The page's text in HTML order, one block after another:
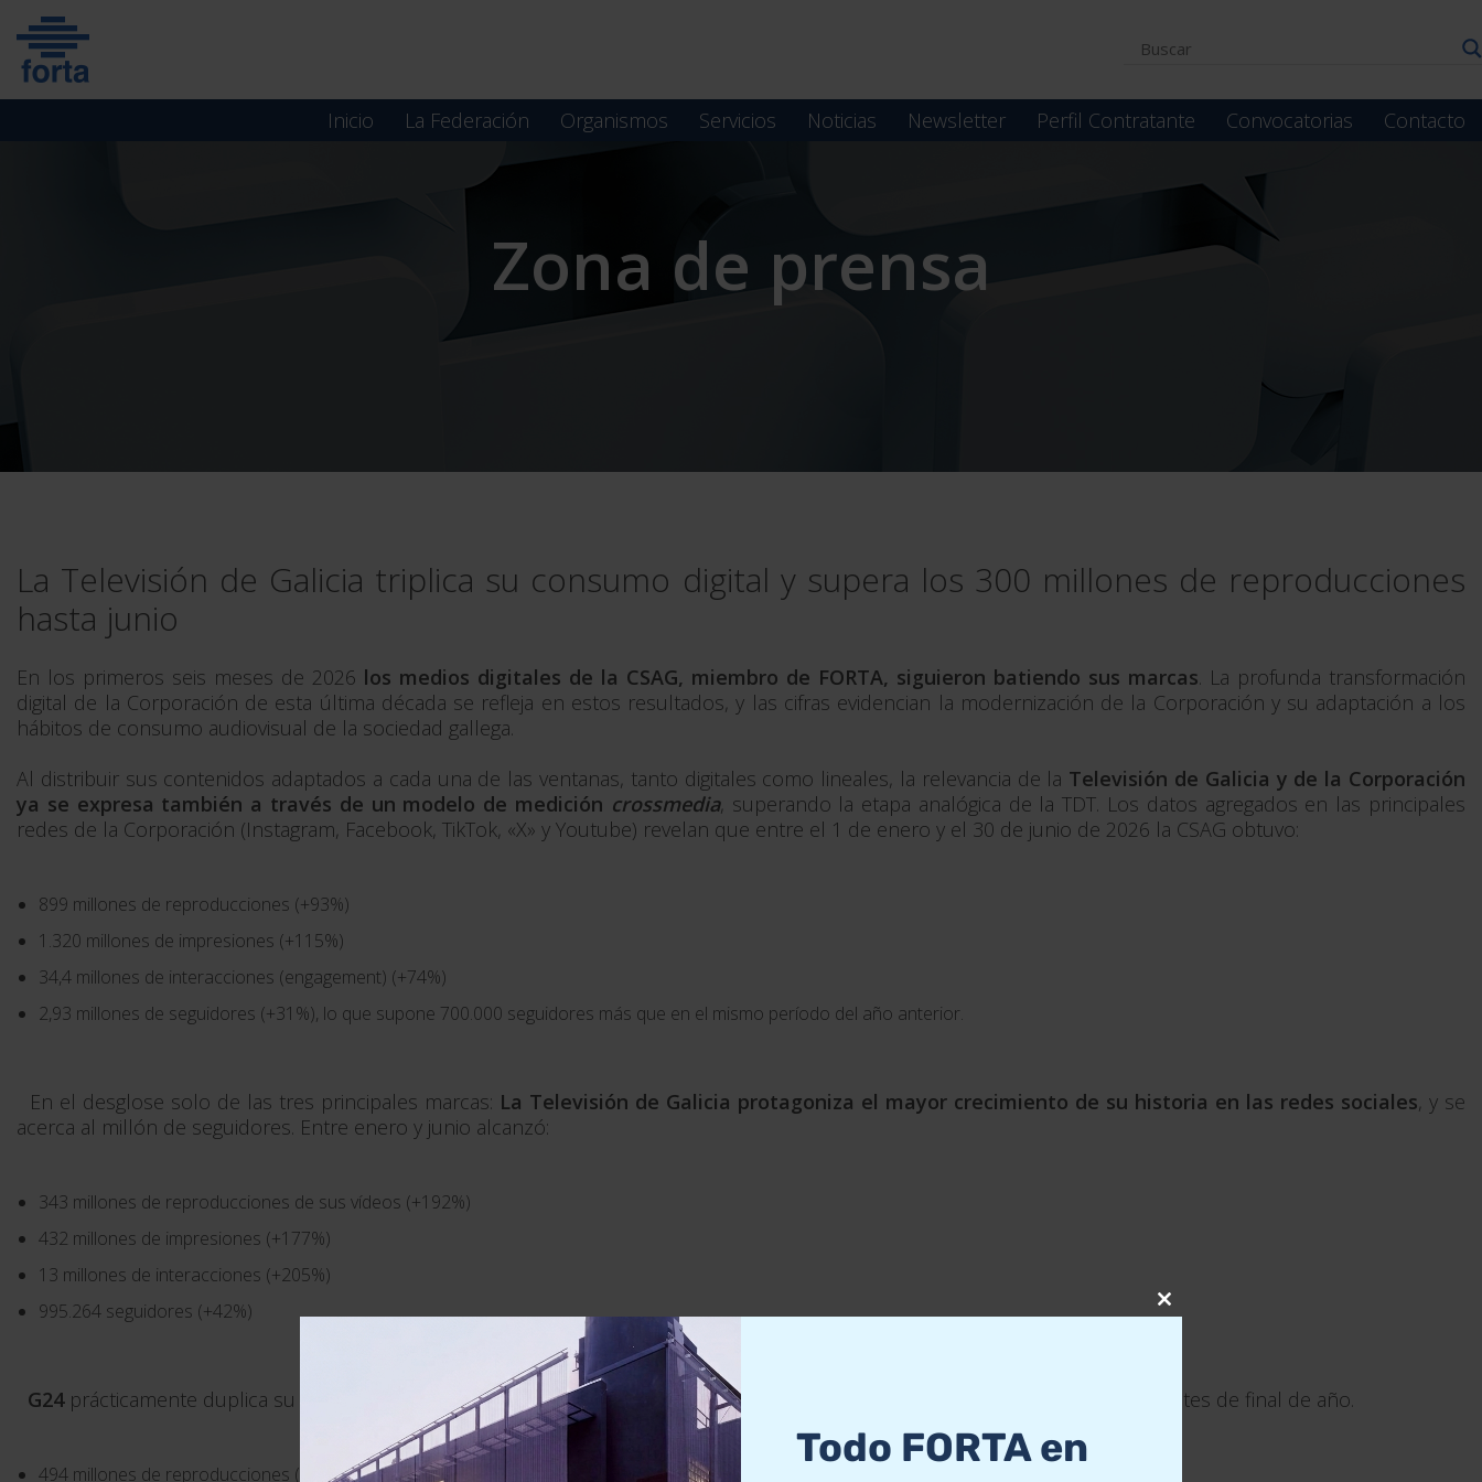
content
Inicio La Federación Organismos Servicios Noticias Newsletter Perfil Contratante Convocatorias Contacto
Zona de prensa
La Televisión de Galicia triplica su consumo digital y supera los 300 millones de reproducciones
hasta junio
En los primeros seis meses de 2026 los medios digitales de la CSAG, miembro de FORTA, siguieron batiendo sus marcas. La profunda transformación
digital de la Corporación de esta última década se refleja en estos resultados, y las cifras evidencian la modernización de la Corporación y su adaptación a los
hábitos de consumo audiovisual de la sociedad gallega.
Al distribuir sus contenidos adaptados a cada una de las ventanas, tanto digitales como lineales, la relevancia de la Televisión de Galicia y de la Corporación
ya se expresa también a través de un modelo de medición crossmedia, superando la etapa analógica de la TDT. Los datos agregados en las principales
redes de la Corporación (Instagram, Facebook, TikTok, «X» y Youtube) revelan que entre el 1 de enero y el 30 de junio de 2026 la CSAG obtuvo:
899 millones de reproducciones (+93%)
1.320 millones de impresiones (+115%)
34,4 millones de interacciones (engagement) (+74%)
2,93 millones de seguidores (+31%), lo que supone 700.000 seguidores más que en el mismo período del año anterior.
En el desglose solo de las tres principales marcas: La Televisión de Galicia protagoniza el mayor crecimiento de su historia en las redes sociales, y se
acerca al millón de seguidores. Entre enero y junio alcanzó:
343 millones de reproducciones de sus vídeos (+192%)
432 millones de impresiones (+177%)
13 millones de interacciones (+205%)
995.264 seguidores (+42%)
G24prácticamente duplica su comunidad en este período y avanza con una progresión para superar el millón de seguidores antes de final de año.
494 millones de reproducciones (+57%)
Close
Todo FORTA en